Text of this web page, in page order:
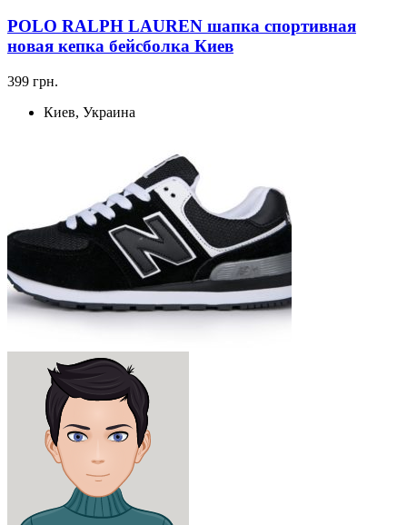
POLO RALPH LAUREN шапка спортивная
новая кепка бейсболка Киев
399 грн.
Киев, Украина